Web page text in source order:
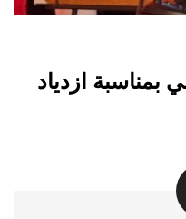
بمناسبة ازدياد